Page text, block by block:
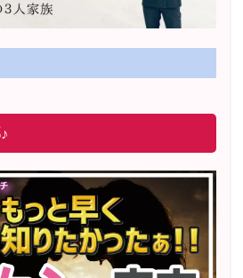
コミュニティ×講座オンラインサ
ジオ79.9「LOVEマスター講座」準
ラジオFMハイホー「LOVEマス
ラー出演中！
セッション相談実績 1500名越え